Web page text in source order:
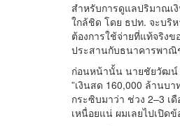
สำหรับการดูแลปริมาณเ
ใกล้ชิด โดย ธปท. จะบริห
ต้องการใช้จ่ายที่แท้จริง
ประสานกับธนาคารพาณิ
ก่อนหน้านั้น นายชัยวัฒน์
”เงินสด 160,000 ล้านบ
กระซิบมาว่า ช่วง 2–3 เ
เหนื่อยแน่ ผมเลยไปเปิด